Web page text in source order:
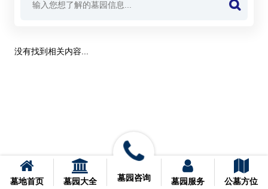
没有找到相关内容...
墓地首页 墓园大全 墓园咨询 墓园服务 公墓方位